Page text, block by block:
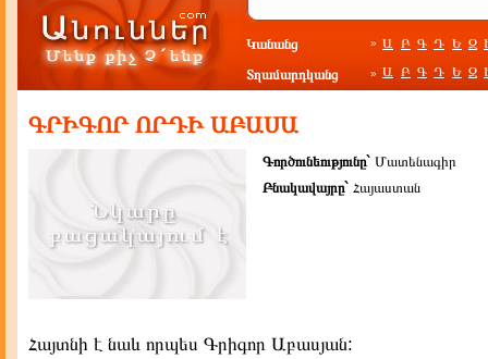
Կանանց » Ա Բ Գ Դ Ե Զ
Տղամարդկանց » Ա Բ Գ Դ Ե Զ
ԳՐԻԳՈՐ ՈՐԴԻ ԱԲԱՍԱ
Գործունեությունը` Մատենագիր
Բնակավայրը` Հայաստան
Հայտնի է նաև որպես Գրիգոր Աբասյան: